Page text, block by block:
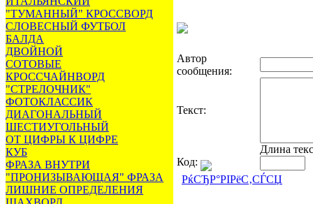
"ТУМАННЫЙ" КРОССВОРД
СЛОВЕСНЫЙ ФУТБОЛ
БАЛДА
ДВОЙНОЙ
СОТОВЫЕ
КРОССЧАЙНВОРД
"СТРЕЛОЧНИК"
ФОТОКЛАССИК
ДИАГОНАЛЬНЫЙ
ШЕСТИУГОЛЬНЫЙ
ОТ ЦИФРЫ К ЦИФРЕ
КУБ
ФРАЗА ВНУТРИ
"ПРОНИЗЫВАЮЩАЯ" ФРАЗА
ЛИШНИЕ ОПРЕДЕЛЕНИЯ
Автор
сообщения:
Текст:
Длина
Код:
РќСЂР°РІРёС‚СЃСЏ